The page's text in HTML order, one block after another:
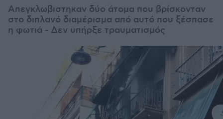
Απεγκλωβιστηκαν δύο άτομα που βρίσκονταν
στο διπλανό διαμέρισμα από αυτό που ξέσπασε
η φωτιά - Δεν υπήρξε τραυματισμός